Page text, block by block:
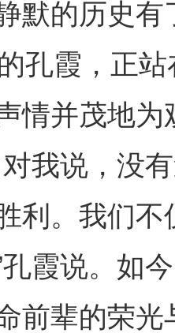
默的历史
孔霞，正
情并茂地
对我说，没
利。我们
霞说。如
前辈的荣